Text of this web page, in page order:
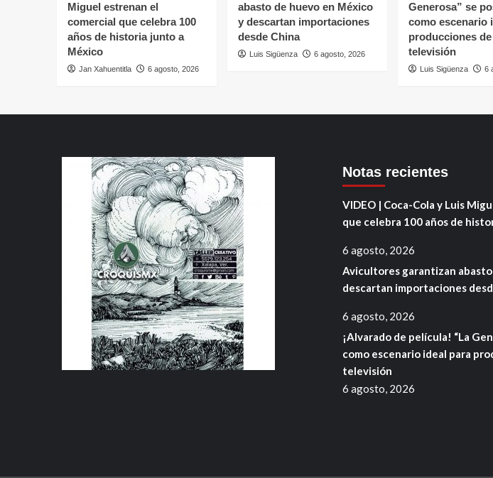
Miguel estrenan el
comercial que celebra 100
años de historia junto a
México
Jan Xahuentitla 6 agosto, 2026
abasto de huevo en México
y descartan importaciones
desde China
Luis Sigüenza 6 agosto, 2026
Generosa” se
como escenario
producciones
televisión
Luis Sigüenza 6
Notas recientes
VIDEO | Coca-Cola y Luis
que celebra 100 años de
6 agosto, 2026
Avicultores garantizan
descartan importaciones
6 agosto, 2026
¡Alvarado de película! “La
como escenario ideal para
televisión
6 agosto, 2026